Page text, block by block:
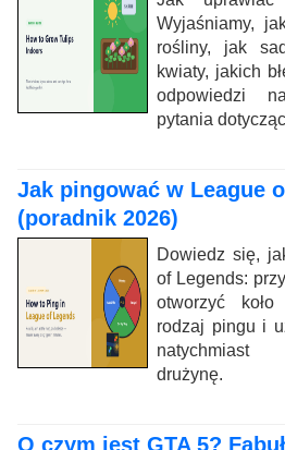
Wyjaśniamy,
rośliny, jak
kwiaty, jakich
odpowiedzi
pytania
Jak pingować w League
(poradnik 2026)
Dowiedz się,
of Legends:
otworzyć
rodzaj pingu i
natychmiast
drużynę.
O czym jest GTA 5?